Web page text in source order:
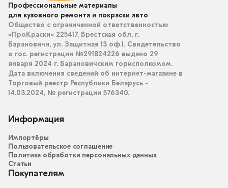
Профессиональные материалы
для кузовного ремонта и покраски авто
Общество с ограниченной ответственностью
«ПроКраски» 225417, Брестская обл, г.
Барановичи, ул. Защитная 13 оф.1. Свидетельство
о гос. регистрации №291824226 выдано 29
января 2024 г. Барановичским горисполкомом.
Дата включения сведений об интернет-магазине в
Торговый реестр Республики Беларусь -
14.03.2024, № регистрации 576340.
Информация
Импортёры
Пользовательское соглашение
Политика обработки персональных данных
Статьи
Покупателям